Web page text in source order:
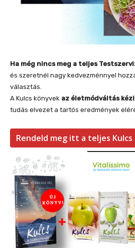
Ha még nincs meg a teljes
és szeretnél nagy kedvezménnyel
választás.
A Kulcs könyvek az életmódváltás
tudás elvezet a tartós eredmények
Rendeld meg itt a teljes